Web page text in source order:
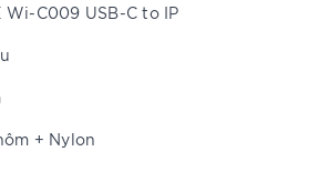
Wi-C009 USB-C to IP
+ Nylon